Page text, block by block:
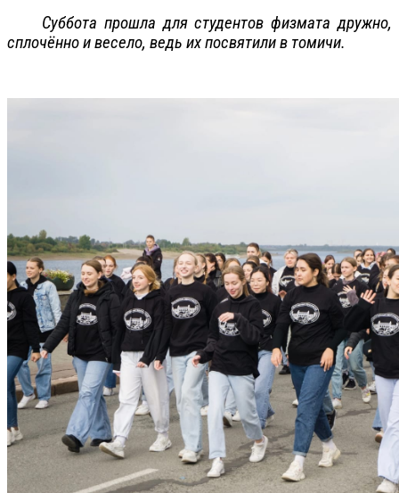
Суббота прошла для студентов физмата дружно,
сплочённо и весело, ведь их посвятили в томичи.